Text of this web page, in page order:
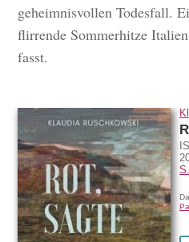
geheimnisvollen Todesfall.
flirrende Sommerhitze
fasst.